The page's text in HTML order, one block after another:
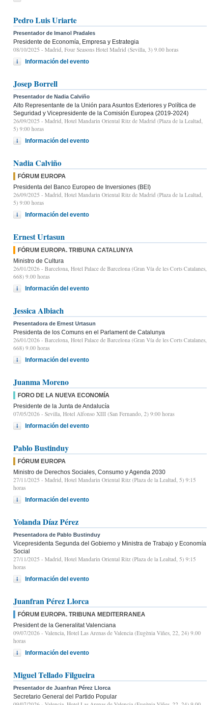
Pedro Luis Uriarte
Presentador de Imanol Pradales
Presidente de Economía, Empresa y Estrategia
08/10/2025 - Madrid, Four Seasons Hotel Madrid (Sevilla, 3) 9.00 horas
Información del evento
Josep Borrell
Presentador de Nadia Calviño
Alto Representante de la Unión para Asuntos Exteriores y Política de
Seguridad y Vicepresidente de la Comisión Europea (2019-2024)
26/09/2025 - Madrid, Hotel Mandarin Oriental Ritz de Madrid (Plaza de la Lealtad,
5) 9:00 horas
Información del evento
Nadia Calviño
FÓRUM EUROPA
Presidenta del Banco Europeo de Inversiones (BEI)
26/09/2025 - Madrid, Hotel Mandarin Oriental Ritz de Madrid (Plaza de la Lealtad,
5) 9:00 horas
Información del evento
Ernest Urtasun
FÓRUM EUROPA. TRIBUNA CATALUNYA
Ministro de Cultura
26/01/2026 - Barcelona, Hotel Palace de Barcelona (Gran Vía de les Corts Catalanes,
668) 9.00 horas
Información del evento
Jessica Albiach
Presentadora de Ernest Urtasun
Presidenta de los Comuns en el Parlament de Catalunya
26/01/2026 - Barcelona, Hotel Palace de Barcelona (Gran Vía de les Corts Catalanes,
668) 9.00 horas
Información del evento
Juanma Moreno
FORO DE LA NUEVA ECONOMÍA
Presidente de la Junta de Andalucía
07/05/2026 - Sevilla, Hotel Alfonso XIII (San Fernando, 2) 9:00 horas
Información del evento
Pablo Bustinduy
FÓRUM EUROPA
Ministro de Derechos Sociales, Consumo y Agenda 2030
27/11/2025 - Madrid, Hotel Mandarin Oriental Ritz (Plaza de la Lealtad, 5) 9:15
horas
Información del evento
Yolanda Díaz Pérez
Presentadora de Pablo Bustinduy
Vicepresidenta Segunda del Gobierno y Ministra de Trabajo y Economía
Social
27/11/2025 - Madrid, Hotel Mandarin Oriental Ritz (Plaza de la Lealtad, 5) 9:15
horas
Información del evento
Juanfran Pérez Llorca
FÓRUM EUROPA. TRIBUNA MEDITERRANEA
President de la Generalitat Valenciana
09/07/2026 - Valencia, Hotel Las Arenas de Valencia (Eugènia Viñes, 22, 24) 9.00
horas
Información del evento
Miguel Tellado Filgueira
Presentador de Juanfran Pérez Llorca
Secretario General del Partido Popular